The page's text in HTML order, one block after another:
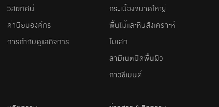
วิสัยทัศน์
ค่านิยมองค์กร
การกำกับดูแลกิจการ
กระเบื้องขนาดใหญ่
พื้นไม้และหินสังเคราะห์
โมเสก
ลามิเนตปิดพื้นผิว
กาวซีเมนต์